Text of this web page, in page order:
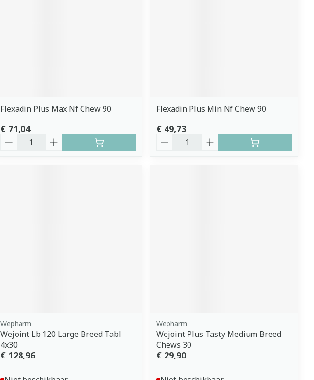
Flexadin Plus Max Nf Chew 90
€ 71,04
Flexadin Plus Min Nf Chew 90
€ 49,73
Wepharm
Wejoint Lb 120 Large Breed Tabl
4x30
€ 128,96
Wepharm
Wejoint Plus Tasty Medium Breed
Chews 30
€ 29,90